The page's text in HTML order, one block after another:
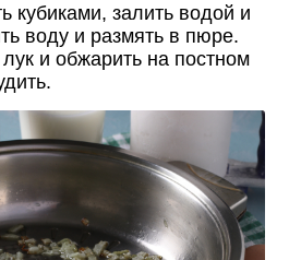
кубиками, залить водой и
воду и размять в пюре.
и обжарить на постном